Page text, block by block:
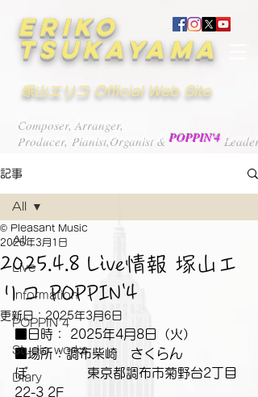
ERIKO
TSUKAYAMA
塚山エリコ Official Web Site
Composer, Arranger,
Producer, Pianist,Organist &POPPIN'4 Leader
記事
All
Live
Information
POPPIN'4
Studio works
Diary
All
2025.4.8 Live情報 塚山エ
リコ POPPIN'4
© Pleasant Music
2025年3月1日
更新日：2025年3月6日
■日時： 2025年4月8日（火）
■場所：調布柴崎　さくらん
ぼ　　　　  東京都調布市菊野台2丁目
22-3 2F